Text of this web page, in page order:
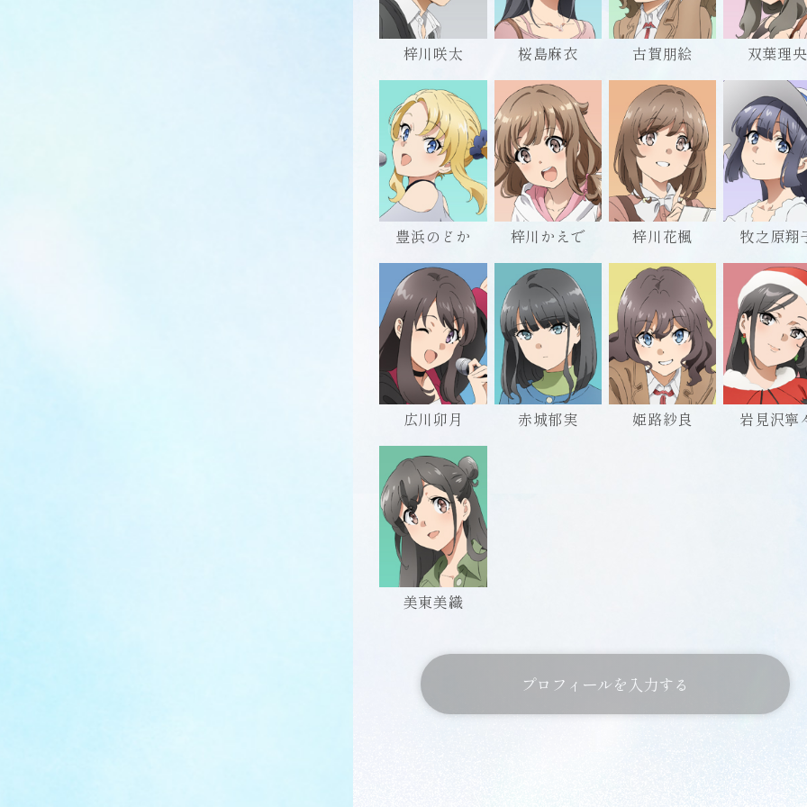
梓川咲太 桜島麻衣 古賀朋絵 双葉理央
豊浜のどか 梓川かえで 梓川花楓 牧之原翔
広川卯月 赤城郁実 姫路紗良 岩見沢寧
美東美織
プロフィールを入力する
※全角英数8文字まで
※必須
ファン歴
※全角英数8文字まで
※必須
好きな話数
※必須
好きなセリフ
※全角英数19文字まで
※必須